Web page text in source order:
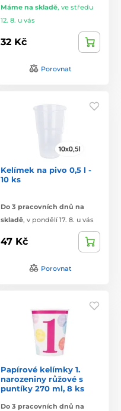
Máme na skladě, ve středu
12. 8. u vás
32 Kč
Porovnat
Kelímek na pivo 0,5 l -
10 ks
Do 3 pracovních dnů na
skladě, v pondělí 17. 8. u vás
47 Kč
Porovnat
Papírové kelímky 1.
narozeniny růžové s
puntíky 270 ml, 8 ks
Do 3 pracovních dnů na